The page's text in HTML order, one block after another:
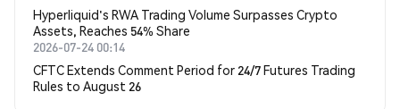
Hyperliquid's RWA Trading Volume Surpasses Crypto
Assets, Reaches 54% Share
2026-07-24 00:14
CFTC Extends Comment Period for 24/7 Futures Trading
Rules to August 26